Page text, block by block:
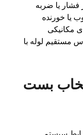
یا ضربه
یا خورنده
مکانیکی
مستقیم لوله با
بست